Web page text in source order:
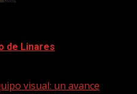
de Linares
visual: un avance